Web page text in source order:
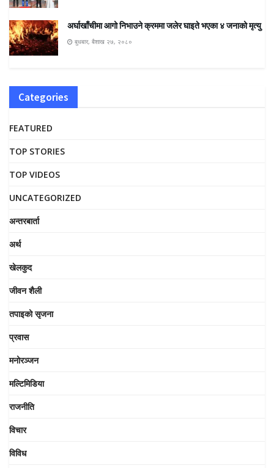
अर्घाखाँचीमा आगो निभाउने क्रममा जलेर घाइते भएका ४ जनाको मृत्यु
बुधबार, बैशाख २७, २०८०
Categories
FEATURED
TOP STORIES
TOP VIDEOS
UNCATEGORIZED
अन्तरबार्ता
अर्थ
खेलकुद
जीवन शैली
तपाइको सृजना
प्रवास
मनोरञ्जन
मल्टिमिडिया
राजनीति
विचार
विविध